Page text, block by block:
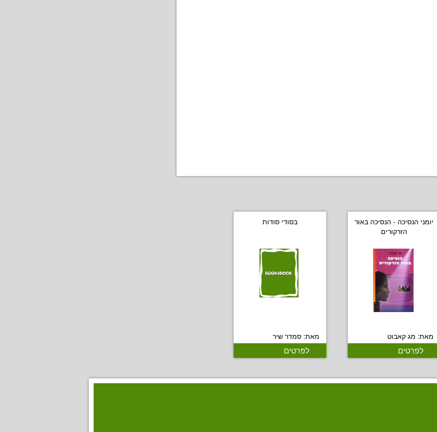
יומני הנסיכה - הנסיכה באור
הזרקורים
מאת: מג קאבוט
לפרטים
בסודי סודות
מאת: סמדר שיר
לפרטים